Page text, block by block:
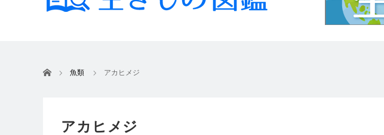
ホーム 魚類 アカヒメジ
アカヒメジ